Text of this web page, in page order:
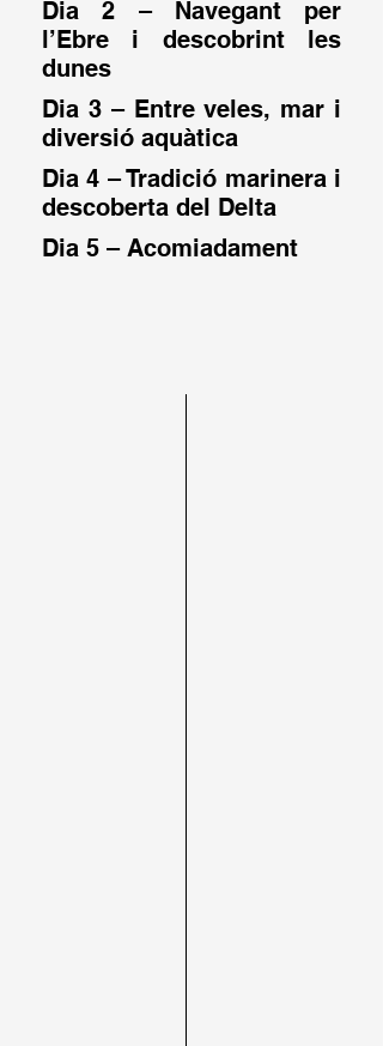
Dia 2 – Navegant per
l’Ebre i descobrint les
dunes
Dia 3 – Entre veles, mar i
diversió aquàtica
Dia 4 – Tradició marinera i
descoberta del Delta
Dia 5 – Acomiadament